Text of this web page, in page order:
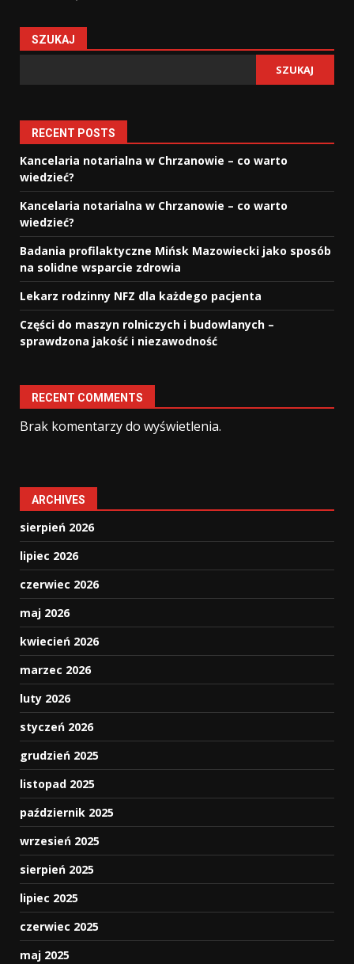
SZUKAJ
SZUKAJ
RECENT POSTS
Kancelaria notarialna w Chrzanowie – co warto
wiedzieć?
Kancelaria notarialna w Chrzanowie – co warto
wiedzieć?
Badania profilaktyczne Mińsk Mazowiecki jako sposób
na solidne wsparcie zdrowia
Lekarz rodzinny NFZ dla każdego pacjenta
Części do maszyn rolniczych i budowlanych –
sprawdzona jakość i niezawodność
RECENT COMMENTS
Brak komentarzy do wyświetlenia.
ARCHIVES
sierpień 2026
lipiec 2026
czerwiec 2026
maj 2026
kwiecień 2026
marzec 2026
luty 2026
styczeń 2026
grudzień 2025
listopad 2025
październik 2025
wrzesień 2025
sierpień 2025
lipiec 2025
czerwiec 2025
maj 2025